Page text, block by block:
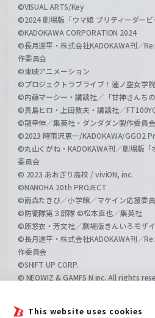
This website uses cookies
©VISUAL ARTS/Key
©2024 劇場版「ウマ娘 プリティーダー
©KADOKAWA CORPORATION 2024
©長月達平・株式会社KADOKAWA刊／
作委員会
©東映アニメーション
©プロジェクトラブライブ！蓮ノ空女学
©内藤マーシー・講談社／「甘神さんち
©真島ヒロ・上田敦夫・講談社／
©龍幸伸／集英社・ダンダダン製作委員会
©2023 時雨沢恵一/KADOKAWA/GGO2
©丸山くがね・KADOKAWA刊／劇場版
委員会
© 2023 あおぎり高校 / viviON, inc.
©NANOHA 20th PROJECT
©雨森たきび／小学館／マケイン応援委
©防衛隊第３部隊 ©松本直也／集英社
©原悠衣・芳文社／劇場版きんいろモザ
©長月達平・株式会社KADOKAWA刊／
作委員会
©SHIFT UP CORP.
© NEOWIZ & GAMFS N inc. All rights
©GIRLS und PANZER Film Projekt